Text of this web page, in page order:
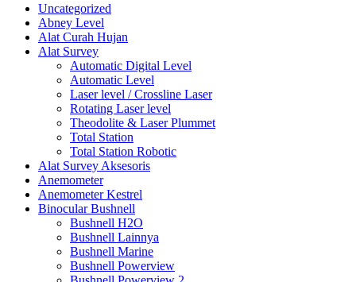
Uncategorized
Abney Level
Alat Curah Hujan
Alat Survey
Automatic Digital Level
Automatic Level
Laser level / Crossline Laser
Rotating Laser level
Theodolite & Laser Plummet
Total Station
Total Station Robotic
Alat Survey Aksesoris
Anemometer
Anemometer Kestrel
Binocular Bushnell
Bushnell H2O
Bushnell Lainnya
Bushnell Marine
Bushnell Powerview